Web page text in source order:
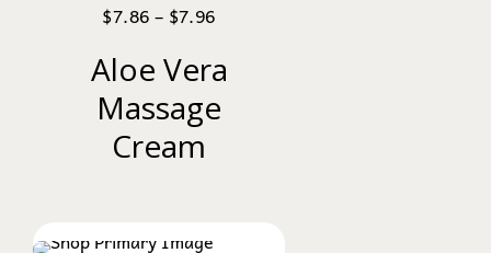
$7.86– $7.96
Aloe Vera
Massage
Cream